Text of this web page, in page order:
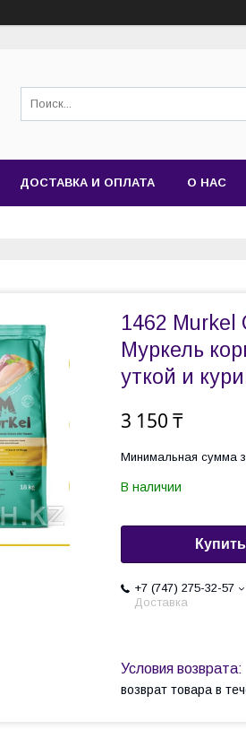
ДОСТАВКА И ОПЛАТА О НАС
1462 Murkel
Муркель
уткой и
3 150 ₸
Минимальная сумма
В наличии
Купить
+7 (747) 275-32-57
Доставка
возврат товара в